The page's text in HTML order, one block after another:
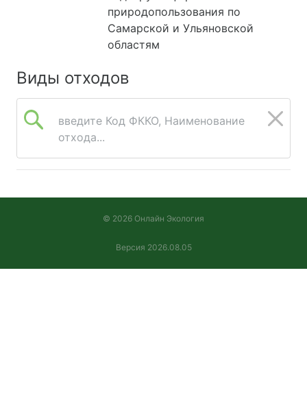
природопользования по
Самарской и Ульяновской
областям
Виды отходов
введите Код ФККО, Наименование
отхода...
© 2026 Онлайн Экология
Версия 2026.08.05